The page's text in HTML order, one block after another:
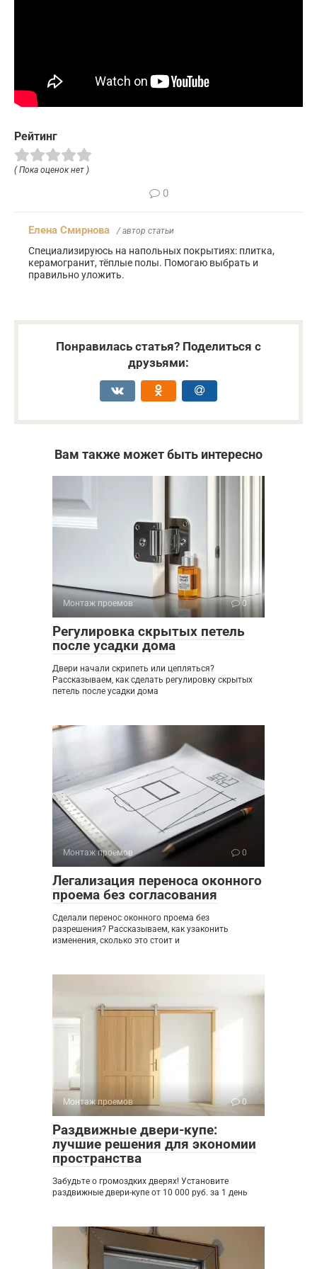
Рейтинг
( Пока оценок нет )
0
Елена Смирнова / автор статьи
Специализируюсь на напольных покрытиях: плитка,
керамогранит, тёплые полы. Помогаю выбрать и
правильно уложить.
Понравилась статья? Поделиться с
друзьями:
Вам также может быть интересно
Монтаж проемов 0
Регулировка скрытых петель
после усадки дома
Двери начали скрипеть или цепляться?
Рассказываем, как сделать регулировку скрытых
петель после усадки дома
Монтаж проемов 0
Легализация переноса оконного
проема без согласования
Сделали перенос оконного проема без
разрешения? Рассказываем, как узаконить
изменения, сколько это стоит и
Монтаж проемов 0
Раздвижные двери-купе:
лучшие решения для экономии
пространства
Забудьте о громоздких дверях! Установите
раздвижные двери-купе от 10 000 руб. за 1 день